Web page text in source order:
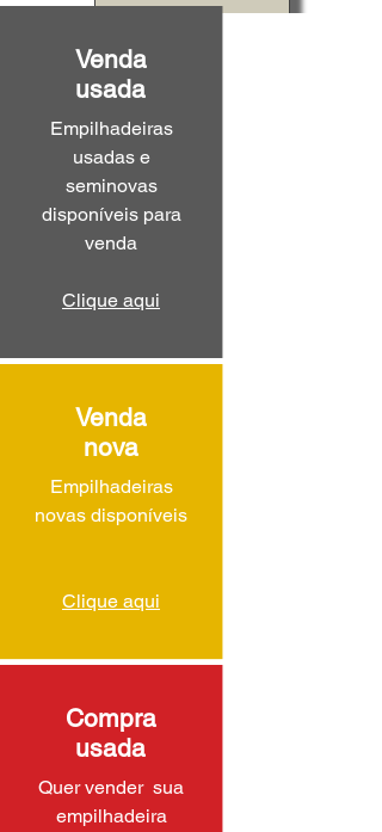
Venda
usada
Empilhadeiras
usadas e
seminovas
disponíveis para
venda
Clique aqui
Venda
nova
Empilhadeiras
novas disponíveis
Clique aqui
Compra
usada
Quer vender sua
empilhadeira